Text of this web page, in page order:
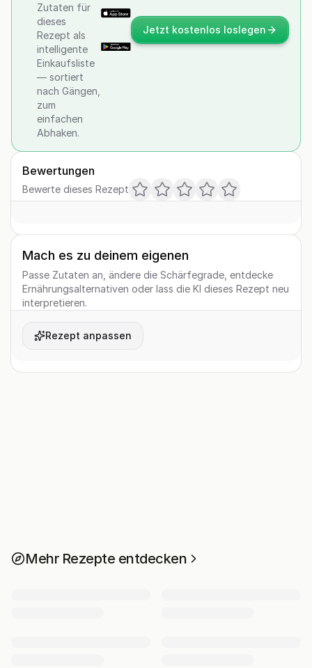
Zutaten für
dieses
Rezept als
intelligente
Einkaufsliste
— sortiert
nach Gängen,
zum
einfachen
Abhaken.
Jetzt kostenlos loslegen
Bewertungen
Bewerte dieses Rezept
Mach es zu deinem eigenen
Passe Zutaten an, ändere die Schärfegrade, entdecke
Ernährungsalternativen oder lass die KI dieses Rezept neu
interpretieren.
Rezept anpassen
Mehr Rezepte entdecken